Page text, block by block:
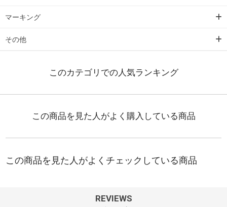
マーキング
その他
REVIEWS